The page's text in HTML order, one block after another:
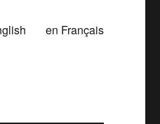
en Français